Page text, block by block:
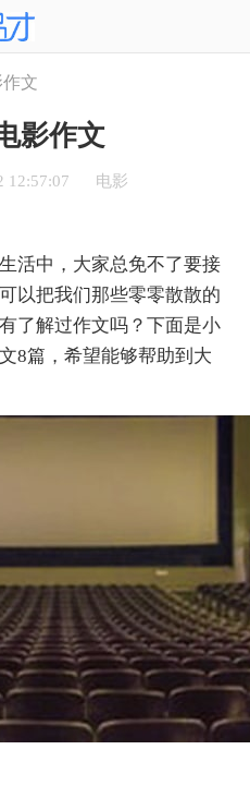
文
影作文
12:57:07 电影
中，大家总免不了要接
以把我们那些零零散散的
了解过作文吗？下面是小
8篇，希望能够帮助到大